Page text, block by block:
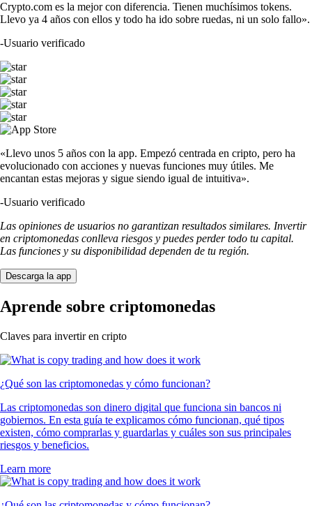
Crypto.com es la mejor con diferencia. Tienen muchísimos tokens.
Llevo ya 4 años con ellos y todo ha ido sobre ruedas, ni un solo fallo».
-Usuario verificado
«Llevo unos 5 años con la app. Empezó centrada en cripto, pero ha
evolucionado con acciones y nuevas funciones muy útiles. Me
encantan estas mejoras y sigue siendo igual de intuitiva».
-Usuario verificado
Las opiniones de usuarios no garantizan resultados similares. Invertir
en criptomonedas conlleva riesgos y puedes perder todo tu capital.
Las funciones y su disponibilidad dependen de tu región.
Descarga la app
Aprende sobre criptomonedas
Claves para invertir en cripto
¿Qué son las criptomonedas y cómo funcionan?
Las criptomonedas son dinero digital que funciona sin bancos ni
gobiernos. En esta guía te explicamos cómo funcionan, qué tipos
existen, cómo comprarlas y guardarlas y cuáles son sus principales
riesgos y beneficios.
Learn more